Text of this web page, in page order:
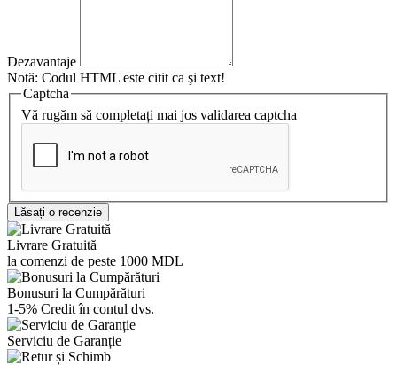
Dezavantaje
Notă: Codul HTML este citit ca şi text!
Captcha
Vă rugăm să completați mai jos validarea captcha
Lăsați o recenzie
Livrare Gratuită
la comenzi de peste 1000 MDL
Bonusuri la Cumpărături
1-5% Credit în contul dvs.
Serviciu de Garanție